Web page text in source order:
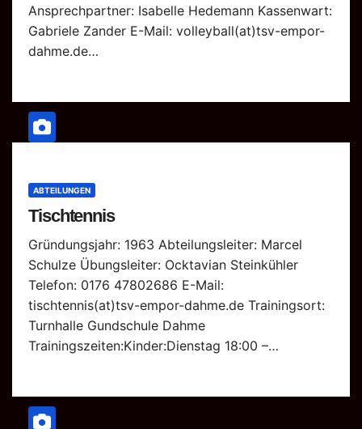
Ansprechpartner: Isabelle Hedemann Kassenwart:
Gabriele Zander E-Mail: volleyball(at)tsv-empor-
dahme.de…
ABTEILUNGEN
Tischtennis
Gründungsjahr: 1963 Abteilungsleiter: Marcel
Schulze Übungsleiter: Ocktavian Steinkühler
Telefon: 0176 47802686 E-Mail:
tischtennis(at)tsv-empor-dahme.de Trainingsort:
Turnhalle Gundschule Dahme
Trainingszeiten:Kinder:Dienstag 18:00 –…